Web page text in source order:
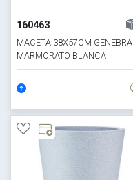
160463
MACETA 38X57CM GENEBRA
MARMORATO BLANCA